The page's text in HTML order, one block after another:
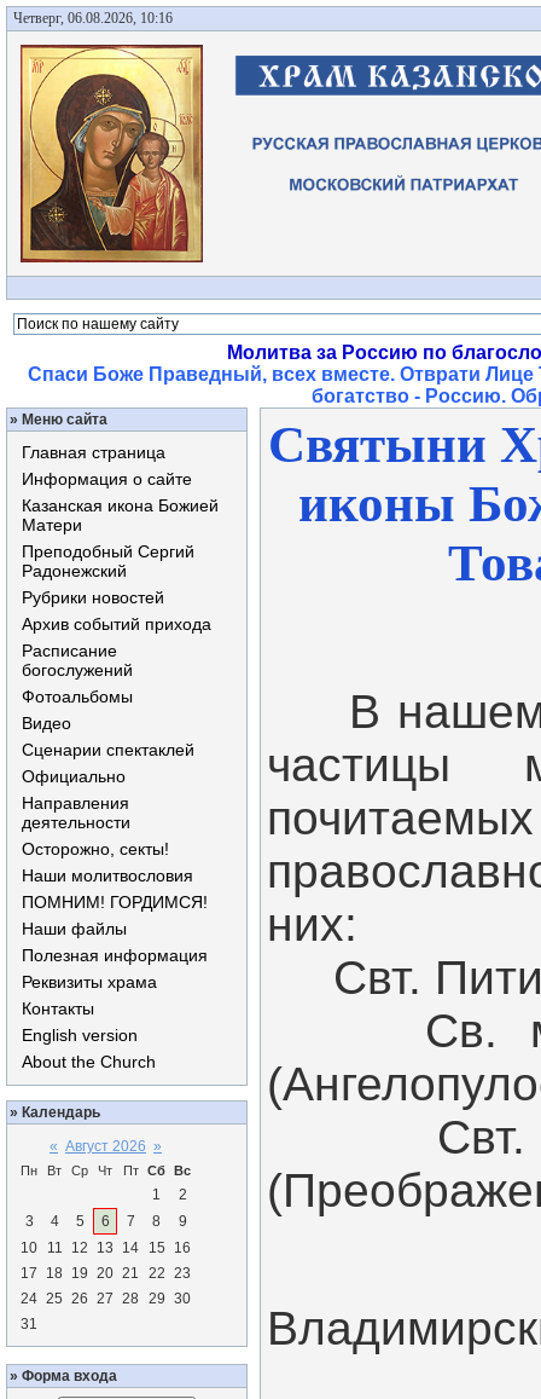
Четверг, 06.08.2026, 10:16
Молитва за Россию по
Спаси Боже Праведный, всех вместе. Отврати
богатство - Россию.
» Меню сайта
Главная страница
Информация о сайте
Казанская икона Божией
Матери
Преподобный Сергий
Радонежский
Рубрики новостей
Архив событий прихода
Расписание
богослужений
Фотоальбомы
Видео
Сценарии спектаклей
Официально
Направления
деятельности
Осторожно, секты!
Наши молитвословия
ПОМНИМ! ГОРДИМСЯ!
Наши файлы
Полезная информация
Реквизиты храма
Контакты
English version
About the Church
» Календарь
« Август 2026 »
Пн Вт Ср Чт Пт Сб Вс
1
2
3
4 5 6 7 8
9
10
11 12 13 14 15
16
17
18 19 20 21 22 23
24 25 26 27 28 29 30
31
» Форма входа
Святыни
иконы
В нашем
частицы
них:
Свт.
Св.
Свт.